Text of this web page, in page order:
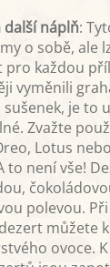
další náplň:
o sobě, ale
pro každou
vyměnili
sušenek, je to
Zvažte
Lotus
to není vše!
polevou.
můžete
ovoce.